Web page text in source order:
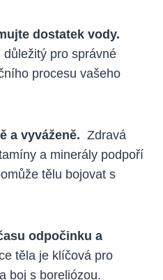
dostatek vody.
pro správné
procesu vašeho
a vyváženě. ‍ Zdravá
a minerály podpoří
tělu bojovat s
odpočinku a
těla je klíčová pro
boj s boreliózou.